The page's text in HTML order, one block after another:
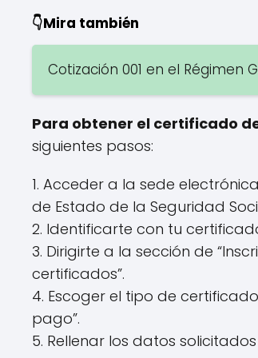
👇Mira también
Cotización 001 en el Régimen
Para obtener el certificado
siguientes pasos:
1. Acceder a la sede
de Estado de la Seguridad
2. Identificarte con tu
3. Dirigirte a la sección de
certificados”.
4. Escoger el tipo de
pago”.
5. Rellenar los datos